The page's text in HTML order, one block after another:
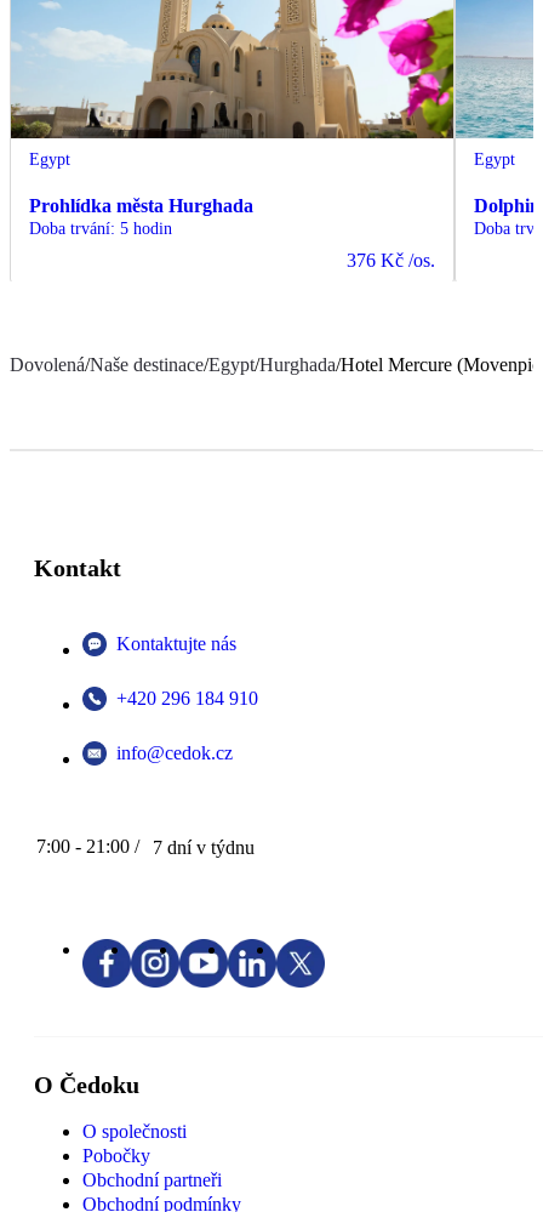
Egypt
Prohlídka města Hurghada
Doba trvání: 5 hodin
376 Kč /os.
Egypt
Dolphin
Doba
Dovolená/Naše destinace/Egypt/Hurghada/Hotel Mercure
Kontakt
Kontaktujte nás
+420 296 184 910
info@cedok.cz
7:00 - 21:00 / 7 dní v týdnu
O Čedoku
O společnosti
Pobočky
Obchodní partneři
Obchodní podmínky